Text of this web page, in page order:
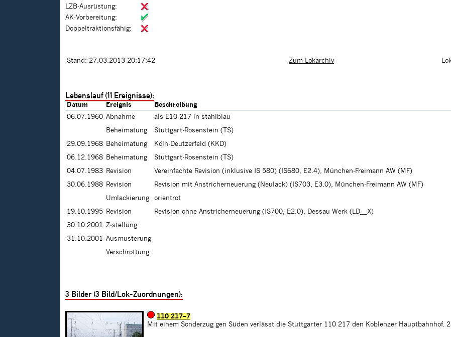
LZB-Ausrüstung:
AK-Vorbereitung:
Doppeltraktionsfähig:
Stand: 27.03.2013 20:17:42 Zum Lokarchiv
Lebenslauf (11 Ereignisse):
Datum Ereignis
Beschreibung
06.07.1960 Abnahme
als E10 217 in stahlblau
Beheimatung
Stuttgart-Rosenstein (TS)
29.09.1968 Beheimatung
Köln-Deutzerfeld (KKD)
06.12.1968 Beheimatung
Stuttgart-Rosenstein (TS)
04.07.1983 Revision
Vereinfachte Revision (inklusive IS 580) (IS680, E2.4), München-Freimann AW (MF)
30.06.1988 Revision
Revision mit Anstricherneuerung (Neulack) (IS703, E3.0), München-Freimann AW (MF)
Umlackierung
orientrot
19.10.1995 Revision
Revision ohne Anstricherneuerung (IS700, E2.0), Dessau Werk (LD__X)
30.10.2001 Z-stellung
31.10.2001 Ausmusterung
Verschrottung
3 Bilder (3 Bild/Lok-Zuordnungen):
110 217–7
Mit einem Sonderzug gen Süden verlässt die Stuttgarter 110 217 den Koblenzer Hauptbahnhof.